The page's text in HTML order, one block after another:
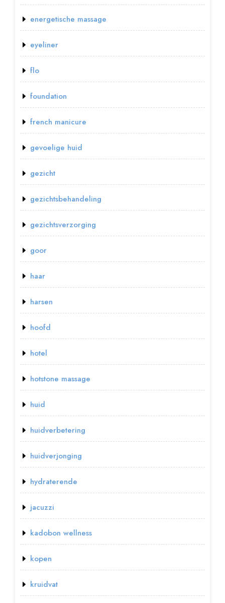
energetische massage
eyeliner
flo
foundation
french manicure
gevoelige huid
gezicht
gezichtsbehandeling
gezichtsverzorging
goor
haar
harsen
hoofd
hotel
hotstone massage
huid
huidverbetering
huidverjonging
hydraterende
jacuzzi
kadobon wellness
kopen
kruidvat